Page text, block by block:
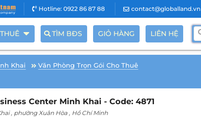
Hotline: 0922 86 87 88 contact@globalland.vn
TÌM BĐS GIỎ HÀNG LIÊN HỆ
Khai
Văn Phòng Trọn Gói Cho Thuê
Center Minh Khai - Code: 4871
, phường Xuân Hòa , Hồ Chí Minh